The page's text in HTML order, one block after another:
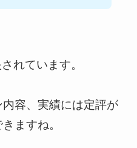
れています。
容、実績には定評が
ますね。